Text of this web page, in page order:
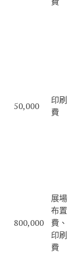
50,000
印刷
費
800,000
展場
布置
費、
印刷
費